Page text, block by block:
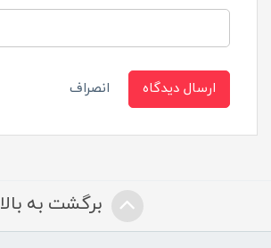
ارسال دیدگاه انصراف
برگشت به بالا